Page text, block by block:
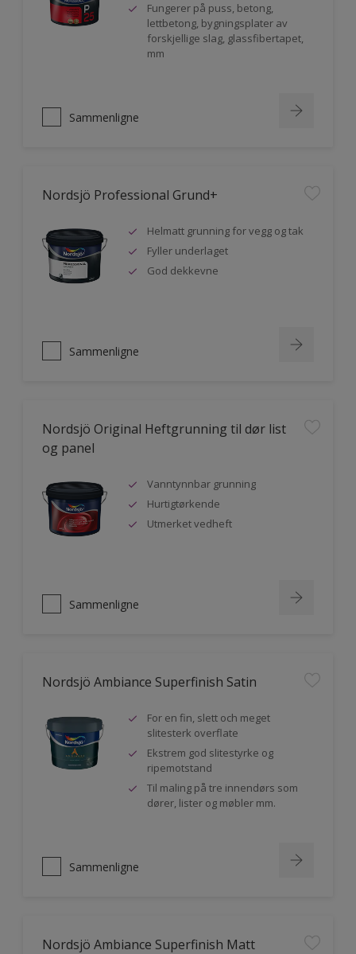
Fungerer på puss, betong,
lettbetong, bygningsplater av
forskjellige slag, glassfibertapet,
mm
Sammenligne
Nordsjö Professional Grund+
Helmatt grunning for vegg og tak
Fyller underlaget
God dekkevne
Sammenligne
Nordsjö Original Heftgrunning til dør list
og panel
Vanntynnbar grunning
Hurtigtørkende
Utmerket vedheft
Sammenligne
Nordsjö Ambiance Superfinish Satin
For en fin, slett och meget
slitesterk overflate
Ekstrem god slitestyrke og
ripemotstand
Til maling på tre innendørs som
dører, lister og møbler mm.
Sammenligne
Nordsjö Ambiance Superfinish Matt